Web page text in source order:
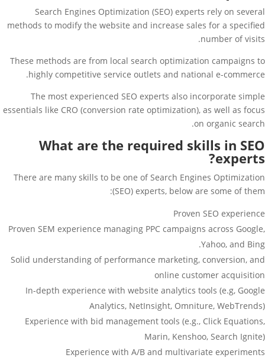
Search Engines Optimization (SEO) experts rely on several
methods to modify the website and increase sales for a specified
number of visits.
These methods are from local search optimization campaigns to
highly competitive service outlets and national e-commerce.
The most experienced SEO experts also incorporate simple
essentials like CRO (conversion rate optimization), as well as focus
on organic search.
What are the required skills in SEO
experts?
There are many skills to be one of Search Engines Optimization
(SEO) experts, below are some of them:
Proven SEO experience
Proven SEM experience managing PPC campaigns across Google,
Yahoo, and Bing.
Solid understanding of performance marketing, conversion, and
online customer acquisition
In-depth experience with website analytics tools (e.g, Google
Analytics, NetInsight, Omniture, WebTrends)
Experience with bid management tools (e.g., Click Equations,
Marin, Kenshoo, Search Ignite)
Experience with A/B and multivariate experiments